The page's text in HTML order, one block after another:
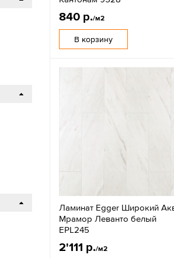
840 р./м2
В корзину
Ламинат Egger Широкий
Мрамор Леванто белый
EPL245
2'111 р./м2